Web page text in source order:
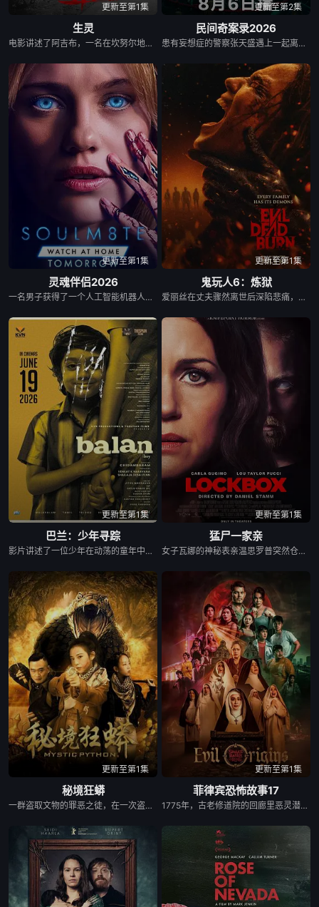
更新至第1集
生灵
电影讲述了阿吉布，一名在坎努尔地区达玛达姆警察局实习的副督察的故事，根据真实事件改编。
更新至第2集
民间奇案录2026
患有妄想症的警察张天盛遇上一起离奇的神像杀人事件，勘案过程中，牵引出“婴胎报仇”，“娘娘索命”等一连串妖异事件，张天盛虽被种种诡怪幻象阻碍，却坚信这是藏在迷信后的人为诡计，勇于向封建传统宣战，敢于破除流传已久的迷信糟粕，最终，在战胜妄想症的同时，成功还原真相，伸张正义。
更新至第1集
灵魂伴侣2026
一名男子获得了一个人工智能机器人，以应对刚刚去世的妻子的去世。 为了创造一个真正有知觉的伴侣，他无意中把一个无害的爱情机器人变成了一个致命的灵魂伴侣。
更新至第1集
鬼玩人6：炼狱
爱丽丝在丈夫骤然离世后深陷悲痛，受邀前往公婆的乡间庄园暂住，试图和丈夫的家人互相慰藉，一同走出丧亲的阴霾。可入住没多久，诡异状况便接连爆发，庄园里怪事频发，身边的亲人举止日渐反常。很快，恶灵诅咒席卷整座宅邸，身边的人一个接一个被侵蚀异化，变成面目焦黑、嗜血狂暴的死徒。她逐渐发现，当年婚礼上许下的婚姻誓言并未随丈夫的死亡消散，反而成了缠绕整个家族的恶灵契约。被困在庄园里的她，必须在亲人彻底沦陷前，在遍地死徒的绝境里拼杀求生。
更新至第1集
巴兰：少年寻踪
影片讲述了一位少年在动荡的童年中长大，母亲又突然失踪后，他踏上了寻母之旅。这不仅是对母亲下落的追寻，更是他探寻身世真相、寻求内心释怀的过程。
更新至第1集
猛尸一家亲
女子瓦娜的神秘表亲温思罗普突然仓皇登门，身后还跟着一个来自异界的危险实体，对方如同附骨之疽，死咬着目标一路追杀而来。为了护住身世成谜的表亲，瓦娜赌上一切，将人藏进老宅深处的锁盒密室躲避追踪。可异界存在的力量远超常人认知，老宅的防线接连被突破，诡异异象在屋内不断蔓延。随着追杀步步紧逼，尘封多年的家族秘密也随之浮出水面，瓦娜要守住的早已不只是一条人命。
更新至第1集
秘境狂蟒
一群盗取文物的罪恶之徒，在一次盗宝途中遇到神秘事件集体神秘消失。20年后寻宝队成员周西川和周嫣然、乐明为寻找神秘宝藏归还国家深入古楼兰无人区沙漠腹地，在神秘外星陨石的介入下，在寻找的过程中他们遇见了变异的巨型不明生物。不明生物向他们攻击，他们能否安全的战胜各种困难找回宝藏，一番生死寻宝之路正在上演...
更新至第1集
菲律宾恐怖故事17
1775年，古老修道院的回廊里恶灵潜藏，血腥诅咒悄然蔓延，修女们接连坠入死亡深渊；2025年万圣节狂欢夜，面具杀手突袭街头，热闹派对秒变屠宰场，人人沦为待宰猎物；2050年末世废土，怪物横行开启末日启示录，幸存者在废墟中拼死求生。作为系列第17部，本片以三段跨越百年的恐怖故事，串联起一场永不停歇的邪恶轮回，每一轮循环，都是直戳骨髓的惊悚暴击。